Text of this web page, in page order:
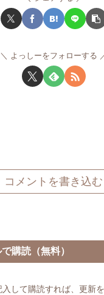
よっしーをフォローする
コメントを書き込む
購読（無料）
入して購読すれば、更新